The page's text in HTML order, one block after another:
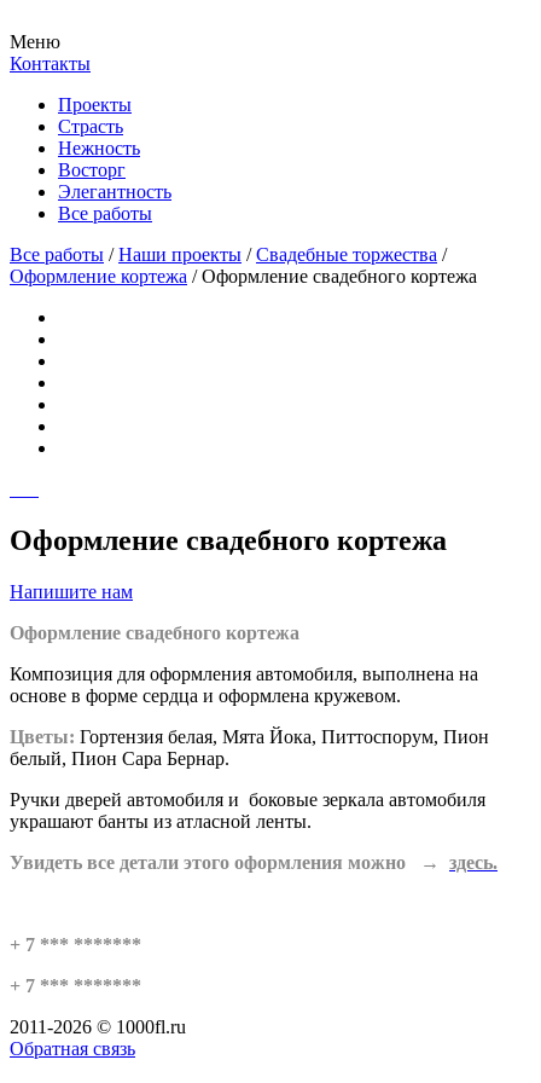
Меню
Контакты
Проекты
Страсть
Нежность
Восторг
Элегантность
Все работы
Все работы /Наши проекты /Свадебные торжества /
Оформление кортежа /Оформление свадебного кортежа
Оформление свадебного кортежа
Напишите нам
Оформление свадебного кортежа
Композиция для оформления автомобиля, выполнена на
основе в форме сердца и оформлена кружевом.
Цветы: Гортензия белая, Мята Йока, Питтоспорум, Пион
белый, Пион Сара Бернар.
Ручки дверей автомобиля и боковые зеркала автомобиля
украшают банты из атласной ленты.
Увидеть все детали этого оформления можно → здесь.
+ 7 *** *******
+ 7 *** *******
2011-2026 © 1000fl.ru
Обратная связь